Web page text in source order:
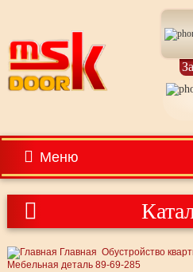
Меню
Главная Обустройство
Мебельная деталь 89-69-285